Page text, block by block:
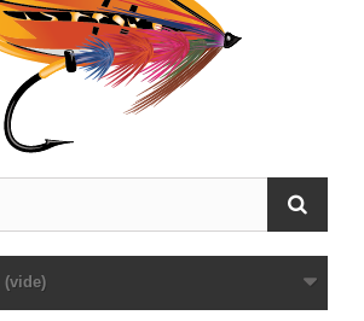
(vide)